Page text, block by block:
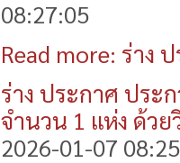
08:27:05
Read more: ร่าง
ร่าง ประกาศ ประ
จำนวน 1 แห่ง ด้ว
2026-01-07